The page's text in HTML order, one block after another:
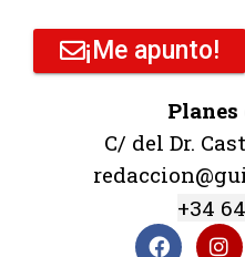
¡Me apunto!
C/ del Dr.
+34